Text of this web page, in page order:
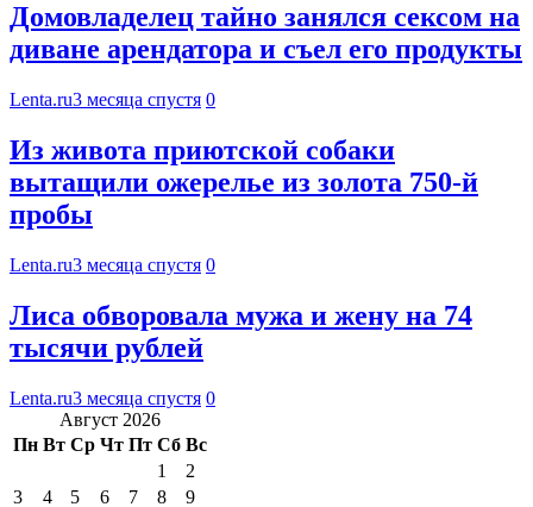
Домовладелец тайно занялся сексом на
диване арендатора и съел его продукты
Lenta.ru3 месяца спустя 0
Из живота приютской собаки
вытащили ожерелье из золота 750-й
пробы
Lenta.ru3 месяца спустя 0
Лиса обворовала мужа и жену на 74
тысячи рублей
Lenta.ru3 месяца спустя 0
Август 2026
Пн Вт Ср Чт Пт Сб Вс
1
2
3
4 5 6 7 8
9